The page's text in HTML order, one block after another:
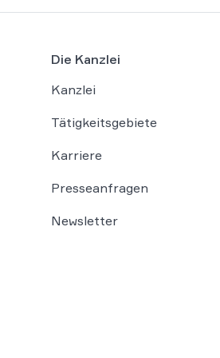
und auf höchstem Niveau
für die großartige
Die Kanzlei
Kanzlei
Tätigkeitsgebiete
Karriere
Presseanfragen
Newsletter